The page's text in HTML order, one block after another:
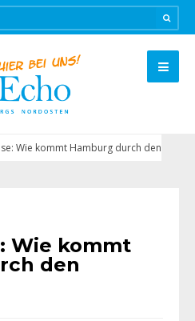
Wie kommt Hamburg durch den
Wie kommt
den